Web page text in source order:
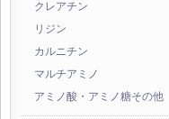
クレアチン
リジン
カルニチン
マルチアミノ
アミノ酸・アミノ糖その他